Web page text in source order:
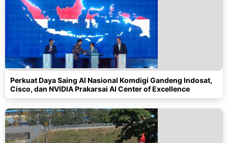
Perkuat Daya Saing AI Nasional Komdigi Gandeng Indosat,
Cisco, dan NVIDIA Prakarsai AI Center of Excellence